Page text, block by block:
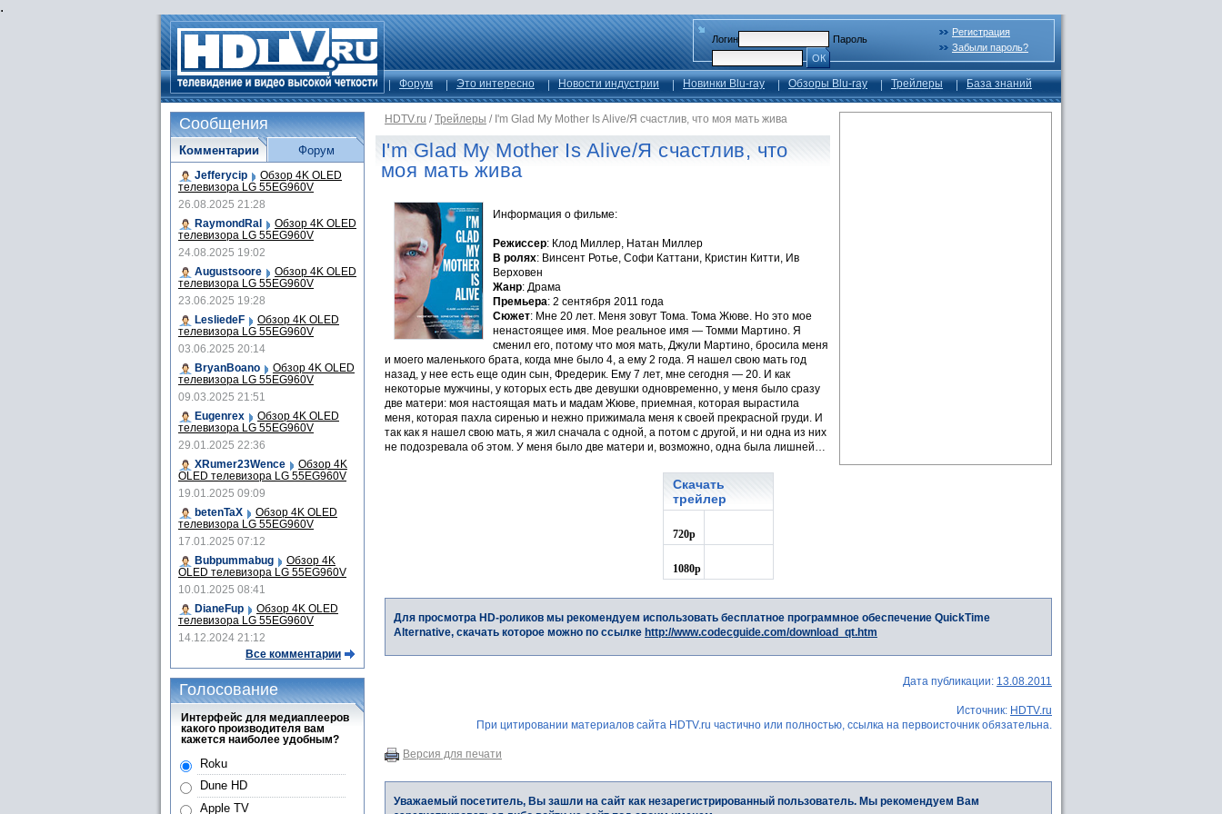
.
Логин
Пароль
ОК
Регистрация
Забыли пароль?
Форум Это интересно Новости индустрии Новинки Blu-ray Обзоры Blu-ray Трейлеры База знаний
HDTV.ru / Трейлеры / I'm Glad My Mother Is Alive/Я счастлив, что моя мать жива
I'm Glad My Mother Is Alive/Я счастлив, что
моя мать жива
Информация о фильме:
Режиссер: Клод Миллер, Натан Миллер
В ролях: Винсент Ротье, Софи Каттани, Кристин Китти, Ив
Верховен
Жанр: Драма
Премьера: 2 сентября 2011 года
Сюжет: Мне 20 лет. Меня зовут Тома. Тома Жюве. Но это мое
ненастоящее имя. Мое реальное имя — Томми Мартино. Я
сменил его, потому что моя мать, Джули Мартино, бросила меня
и моего маленького брата, когда мне было 4, а ему 2 года. Я нашел свою мать год
назад, у нее есть еще один сын, Фредерик. Ему 7 лет, мне сегодня — 20. И как
некоторые мужчины, у которых есть две девушки одновременно, у меня было сразу
две матери: моя настоящая мать и мадам Жюве, приемная, которая вырастила
меня, которая пахла сиренью и нежно прижимала меня к своей прекрасной груди. И
так как я нашел свою мать, я жил сначала с одной, а потом с другой, и ни одна из них
не подозревала об этом. У меня было две матери и, возможно, одна была лишней…
Скачать
трейлер
720p
1080p
Для просмотра HD-роликов мы рекомендуем использовать бесплатное программное обеспечение QuickTime
Alternative, скачать которое можно по ссылке http://www.codecguide.com/download_qt.htm
Дата публикации: 13.08.2011
Источник: HDTV.ru
При цитировании материалов сайта HDTV.ru частично или полностью, ссылка на первоисточник обязательна.
Версия для печати
Уважаемый посетитель, Вы зашли на сайт как незарегистрированный пользователь. Мы рекомендуем Вам
Сообщения
Комментарии
Jefferycip Обзор 4K OLED
телевизора LG 55EG960V
26.08.2025 21:28
RaymondRal
Обзор 4K OLED
телевизора LG 55EG960V
24.08.2025 19:02
Augustsoore
Обзор 4K OLED
телевизора LG 55EG960V
23.06.2025 19:28
LesliedeF
Обзор 4K OLED
телевизора LG 55EG960V
03.06.2025 20:14
BryanBoano
Обзор 4K OLED
телевизора LG 55EG960V
09.03.2025 21:51
Eugenrex
Обзор 4K OLED
телевизора LG 55EG960V
29.01.2025 22:36
XRumer23Wence
Обзор 4K
OLED телевизора LG 55EG960V
19.01.2025 09:09
betenTaX
Обзор 4K OLED
телевизора LG 55EG960V
17.01.2025 07:12
Bubpummabug
Обзор 4K
OLED телевизора LG 55EG960V
10.01.2025 08:41
DianeFup
Обзор 4K OLED
телевизора LG 55EG960V
14.12.2024 21:12
Все комментарии
Форум
Голосование
Интерфейс для медиаплееров
какого производителя вам
кажется наиболее удобным?
Roku
Dune HD
Apple TV